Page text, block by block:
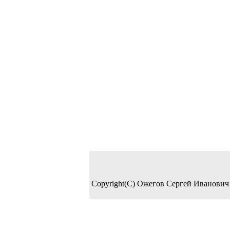
Copyright(C) Ожегов Сергей Иванович